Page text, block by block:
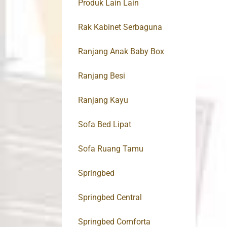
Produk Lain Lain
Rak Kabinet Serbaguna
Ranjang Anak Baby Box
Ranjang Besi
Ranjang Kayu
Sofa Bed Lipat
Sofa Ruang Tamu
Springbed
Springbed Central
Springbed Comforta